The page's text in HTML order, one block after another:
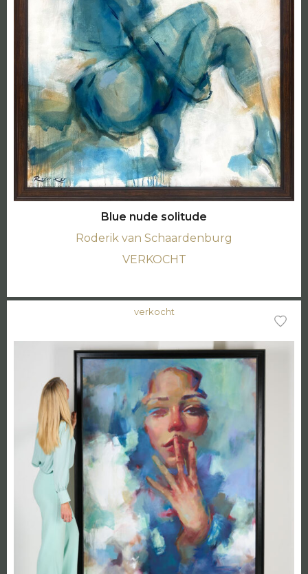
Blue nude solitude
Roderik van Schaardenburg
VERKOCHT
verkocht